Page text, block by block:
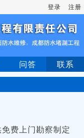
登录 注册
问答
联系
费上门勘察制定